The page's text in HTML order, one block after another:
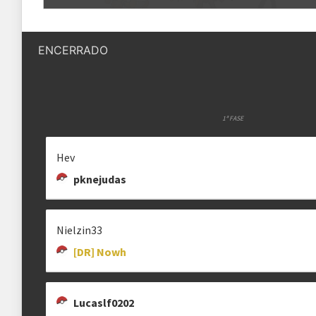
Formato
Rematches Melhor de 3 (BO3)
ZONEK KINGSHARP BETO CACHINHOS
[DR] NOWH
25nowh flamolino~ Batora14
ENCERRADO
1ª FASE
Hev
pknejudas
Nielzin33
[DR] Nowh
Lucaslf0202